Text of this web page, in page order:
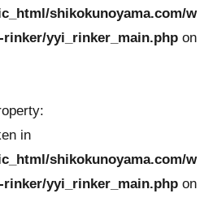
shikokunoyama.com/w
yyi_rinker_main.php on
in
shikokunoyama.com/w
yyi_rinker_main.php on